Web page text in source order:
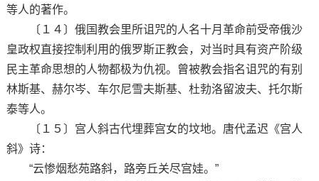
等人的著作。
〔１４〕俄国教会里所诅咒的人名十月革命前受帝俄沙
皇政权直接控制利用的俄罗斯正教会，对当时具有资产阶级
民主革命思想的人物都极为仇视。曾被教会指名诅咒的有别
林斯基、赫尔岑、车尔尼雪夫斯基、杜勃洛留波夫、托尔斯
泰等人。
〔１５〕宫人斜古代埋葬宫女的坟地。唐代孟迟《宫人
斜》诗：
“云惨烟愁苑路斜，路旁丘关尽宫娃。”